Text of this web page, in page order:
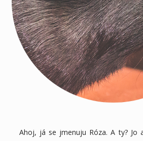
Ahoj, já se jmenuju Róza. A ty? Jo